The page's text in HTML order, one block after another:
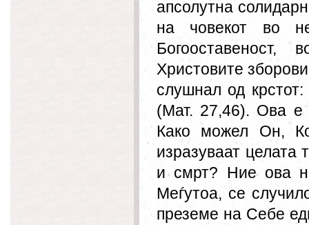
апсолутна
на човекот во
Христовите
слушнал од
(Мат. 27,46). Ова е
Како можел Он,
изразуваат целата
и смрт? Ние ова
Меѓутоа, се
преземе на Себе